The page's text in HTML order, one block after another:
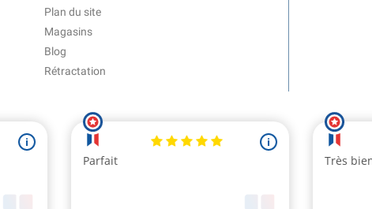
Plan du site
Magasins
Blog
Rétractation